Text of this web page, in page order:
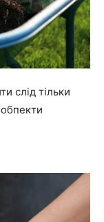
слід тільки